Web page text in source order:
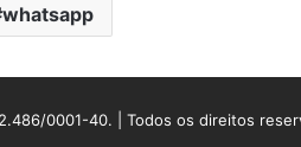
whatsapp
0001-40. | Todos os direitos